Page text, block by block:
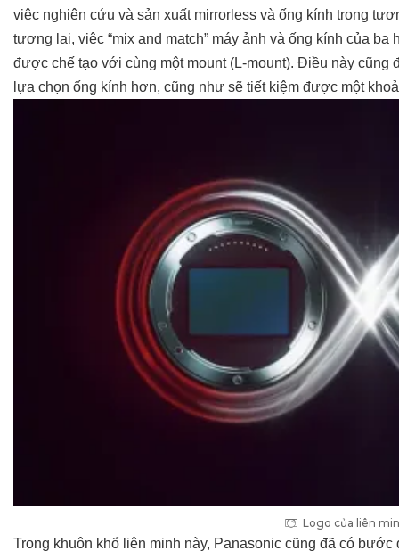
việc nghiên cứu và sản xuất mirrorless và ống kính trong
tương lai, việc “mix and match” máy ảnh và ống kính của ba
được chế tạo với cùng một mount (L-mount). Điều này
lựa chọn ống kính hơn, cũng như sẽ tiết kiệm được một
Logo của liên
Trong khuôn khổ liên minh này, Panasonic cũng đã có